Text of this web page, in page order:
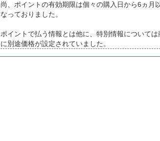
尚、ポイントの有効期限は個々の購入日から6ヵ月
なっておりました。
ポイントで払う情報とは他に、特別情報については
に別途価格が設定されていました。